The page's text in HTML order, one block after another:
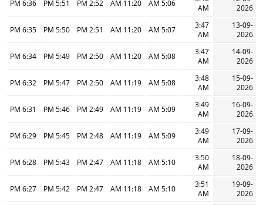
2026
AM
5:06 AM
11:20 AM
2:52 PM
5:51 PM
6:36 PM
13-09-
2026
3:47
AM
5:07 AM
11:20 AM
2:51 PM
5:50 PM
6:35 PM
14-09-
2026
3:47
AM
5:08 AM
11:20 AM
2:50 PM
5:49 PM
6:34 PM
15-09-
2026
3:48
AM
5:08 AM
11:19 AM
2:50 PM
5:47 PM
6:32 PM
16-09-
2026
3:49
AM
5:09 AM
11:19 AM
2:49 PM
5:46 PM
6:31 PM
17-09-
2026
3:49
AM
5:09 AM
11:19 AM
2:48 PM
5:45 PM
6:29 PM
18-09-
2026
3:50
AM
5:10 AM
11:18 AM
2:47 PM
5:43 PM
6:28 PM
19-09-
2026
3:51
AM
5:10 AM
11:18 AM
2:47 PM
5:42 PM
6:27 PM